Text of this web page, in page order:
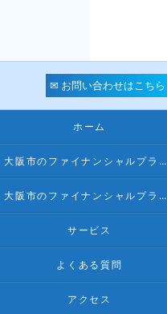
✉ お問い合わせはこちら
ホーム
大阪市のファイナンシャルプランナー･FPオフィス LPSの口コミ情報
大阪市のファイナンシャルプランナー･FPオフィス LPSのお客様の声
サービス
よくある質問
アクセス